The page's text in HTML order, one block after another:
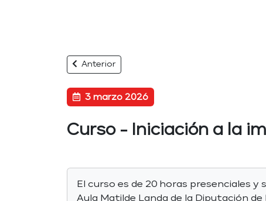
Anterior
3 marzo 2026
Curso - Iniciación a la
El curso es de 20 horas presenciales y
Aula Matilde Landa de la Diputación de